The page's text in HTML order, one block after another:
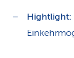
Hightlight: